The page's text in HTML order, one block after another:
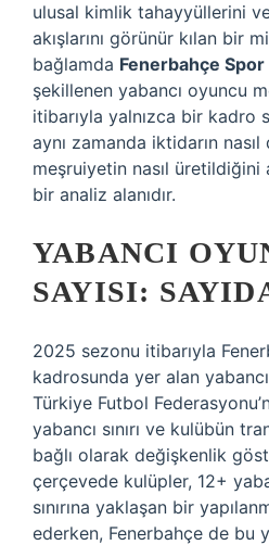
ulusal kimlik tahayyüllerini
akışlarını görünür kılan bir
bağlamda Fenerbahçe Spor
şekillenen yabancı oyuncu
itibarıyla yalnızca bir kadro
aynı zamanda iktidarın nasıl
meşruiyetin nasıl
bir analiz alanıdır.
YABANCI
SAYISI:
2025 sezonu itibarıyla
kadrosunda yer alan yabancı
Türkiye Futbol
yabancı sınırı ve kulübün
bağlı olarak değişkenlik
çerçevede kulüpler, 12+
sınırına yaklaşan bir
ederken, Fenerbahçe de bu